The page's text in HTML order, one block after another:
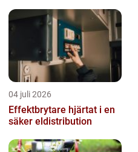
04 juli 2026
Effektbrytare hjärtat i en
säker eldistribution